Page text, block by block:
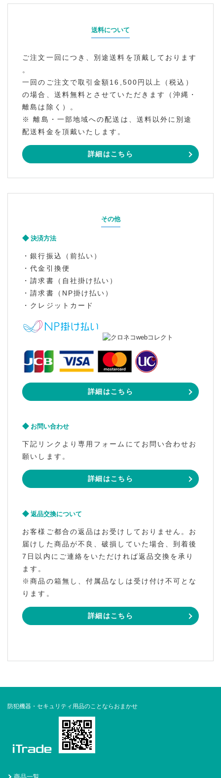
送料について
ご注文一回につき、別途送料を頂戴しております
。
一回のご注文で取引金額16,500円以上（税込）
の場合、送料無料とさせていただきます（沖縄・
離島は除く）。
※ 離島・一部地域への配送は、送料以外に別途
配送料金を頂戴いたします。
詳細はこちら
その他
決済方法
・銀行振込（前払い）
・代金引換便
・請求書（自社掛け払い）
・請求書（NP掛け払い）
・クレジットカード
詳細はこちら
お問い合わせ
下記リンクより専用フォームにてお問い合わせお
願いします。
詳細はこちら
返品交換について
お客様ご都合の返品はお受けしておりません。お
届けした商品が不良、破損していた場合、到着後
7日以内にご連絡をいただければ返品交換を承り
ます。
※商品の箱無し、付属品なしは受け付け不可とな
ります。
詳細はこちら
防犯機器・セキュリティ用品のことならおまかせ